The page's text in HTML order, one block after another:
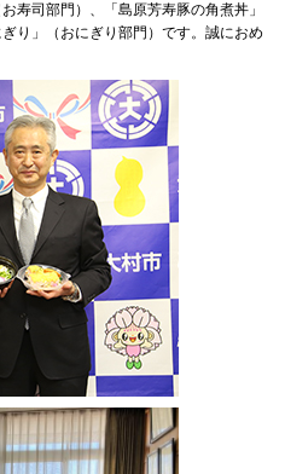
寿司部門）、「島原芳寿豚の角煮丼」
り」（おにぎり部門）です。誠におめ